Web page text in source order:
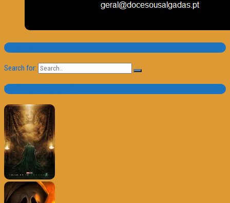
Pesquisa
Search for:
Trailer e Poster do Dia